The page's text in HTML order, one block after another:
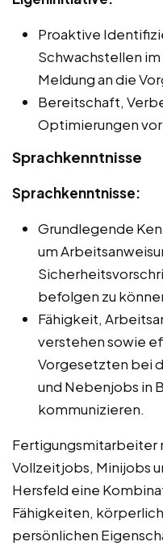
Proaktive
Schwachstellen
Meldung an die
Bereitschaft,
Optimierungen
Sprachkenntnisse
Sprachkenntnisse:
Grundlegende
um
befolgen zu
Fähigkeit,
verstehen sowie
Vorgesetzten bei
und Nebenjobs in
kommunizieren.
Fertigungsmitarbeiter
Vollzeitjobs, Minijobs
Hersfeld eine
Fähigkeiten,
persönlichen